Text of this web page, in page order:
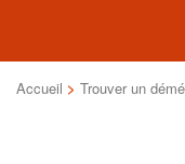
Accueil > Trouver un